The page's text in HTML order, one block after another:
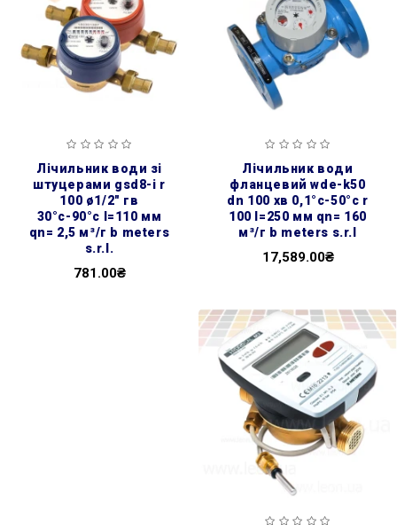
лічильник води зі
штуцерами gsd8-i r
100 ø1/2″ гв
30°с-90°с l=110 мм
qn= 2,5 м³/г b meters
s.r.l.
781.00₴
лічильник води
фланцевий wde-k50
dn 100 хв 0,1°с-50°с r
100 l=250 мм qn= 160
м³/г b meters s.r.l
17,589.00₴